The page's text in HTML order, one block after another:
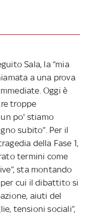
Sala, la “mia
a una prova
Oggi è
troppe
po' stiamo
subito”. Per il
della Fase 1,
termini come
sta montando
per cui il dibattito si
aiuti del
tensioni sociali”,